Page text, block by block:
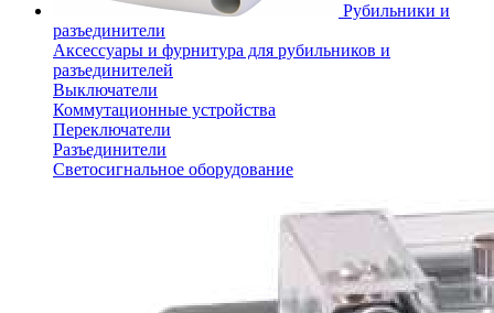
Рубильники и
разъединители
Аксессуары и фурнитура для рубильников и
разъединителей
Выключатели
Коммутационные устройства
Переключатели
Разъединители
Светосигнальное оборудование